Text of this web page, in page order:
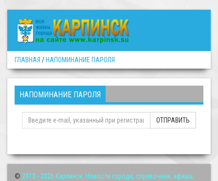
ГЛАВНАЯ / НАПОМИНАНИЕ ПАРОЛЯ
НАПОМИНАНИЕ ПАРОЛЯ
ОТПРАВИТЬ
© 2013 - 2026 Карпинск. Новости города, справочная, афиша,